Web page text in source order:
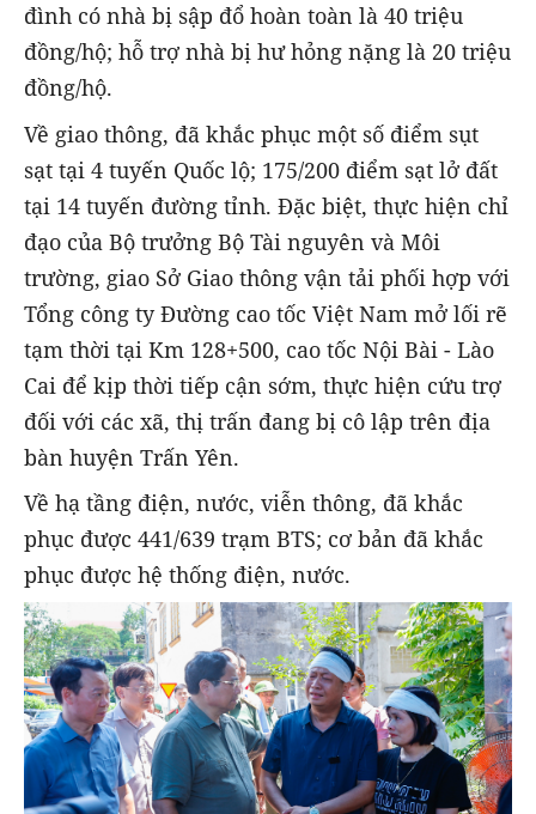
đình có nhà bị sập đổ hoàn toàn là 40 triệu
đồng/hộ; hỗ trợ nhà bị hư hỏng nặng là 20 triệu
đồng/hộ.
Về giao thông, đã khắc phục một số điểm sụt
sạt tại 4 tuyến Quốc lộ; 175/200 điểm sạt lở đất
tại 14 tuyến đường tỉnh. Đặc biệt, thực hiện chỉ
đạo của Bộ trưởng Bộ Tài nguyên và Môi
trường, giao Sở Giao thông vận tải phối hợp với
Tổng công ty Đường cao tốc Việt Nam mở lối rẽ
tạm thời tại Km 128+500, cao tốc Nội Bài - Lào
Cai để kịp thời tiếp cận sớm, thực hiện cứu trợ
đối với các xã, thị trấn đang bị cô lập trên địa
bàn huyện Trấn Yên.
Về hạ tầng điện, nước, viễn thông, đã khắc
phục được 441/639 trạm BTS; cơ bản đã khắc
phục được hệ thống điện, nước.